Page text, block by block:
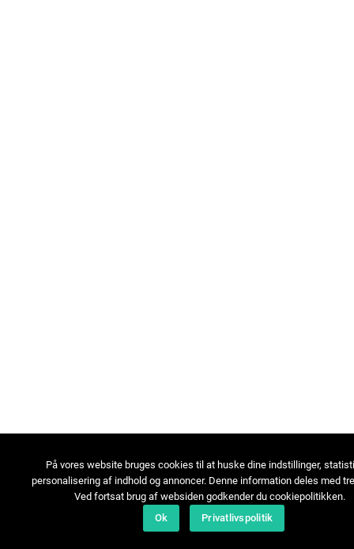
På vores website bruges cookies til at huske dine indstillinger,
personalisering af indhold og annoncer. Denne information deles med
Ved fortsat brug af websiden godkender du cookiepolitikken.
Ok
Privatlivspolitik